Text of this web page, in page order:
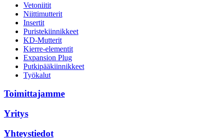
Vetoniitit
Niittimutterit
Insertit
Puristekiinnikkeet
KD-Mutterit
Kierre-elementit
Expansion Plug
Putkipääkiinnikkeet
Työkalut
Toimittajamme
Yritys
Yhteystiedot